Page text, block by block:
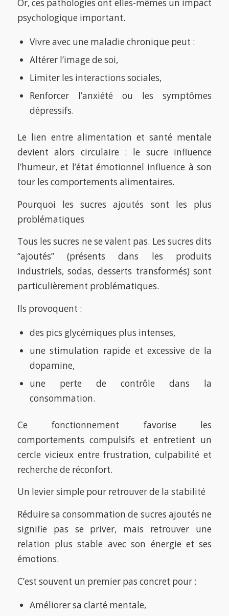
Or, ces pathologies ont elles-mêmes un impact
psychologique important.
Vivre avec une maladie chronique peut :
Altérer l’image de soi,
Limiter les interactions sociales,
Renforcer l’anxiété ou les symptômes
dépressifs.
Le lien entre alimentation et santé mentale
devient alors circulaire : le sucre influence
l’humeur, et l’état émotionnel influence à son
tour les comportements alimentaires.
Pourquoi les sucres ajoutés sont les plus
problématiques
Tous les sucres ne se valent pas. Les sucres dits
“ajoutés” (présents dans les produits
industriels, sodas, desserts transformés) sont
particulièrement problématiques.
Ils provoquent :
des pics glycémiques plus intenses,
une stimulation rapide et excessive de la
dopamine,
une perte de contrôle dans la
consommation.
Ce fonctionnement favorise les
comportements compulsifs et entretient un
cercle vicieux entre frustration, culpabilité et
recherche de réconfort.
Un levier simple pour retrouver de la stabilité
Réduire sa consommation de sucres ajoutés ne
signifie pas se priver, mais retrouver une
relation plus stable avec son énergie et ses
émotions.
C’est souvent un premier pas concret pour :
Améliorer sa clarté mentale,